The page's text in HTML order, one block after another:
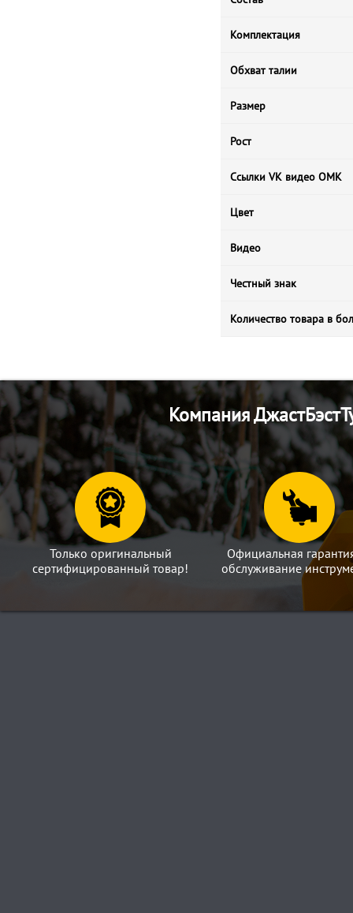
Комплектация
Обхват талии
Размер
Рост
Ссылки VK видео ОМК
Цвет
Видео
Честный знак
Количество товара в
Компания
Только оригинальный
сертифицированный товар!
Официальная
обслуживание